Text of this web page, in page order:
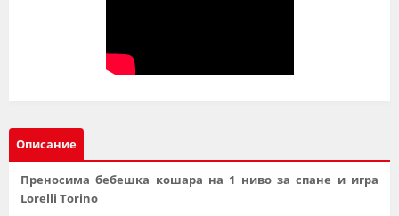
Описание
Преносима бебешка кошара на 1 ниво за спане и игра
Lorelli Torino